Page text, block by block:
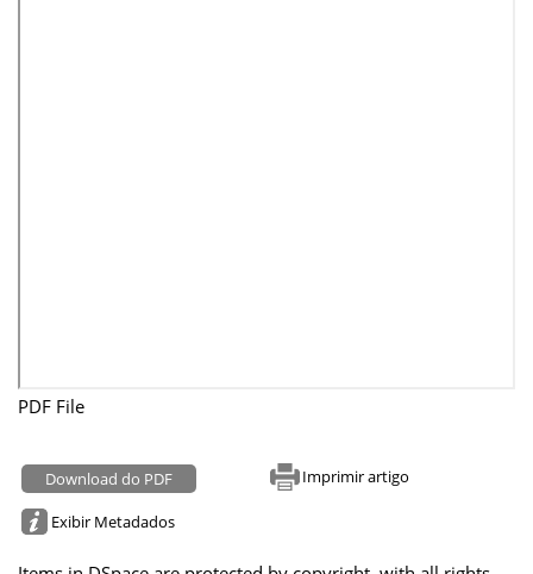
PDF File
Download do PDF Imprimir artigo
Exibir Metadados